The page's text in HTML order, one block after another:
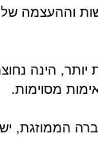
וההעצמה
יותר, הינה
מסוימות.
הממוזגת,